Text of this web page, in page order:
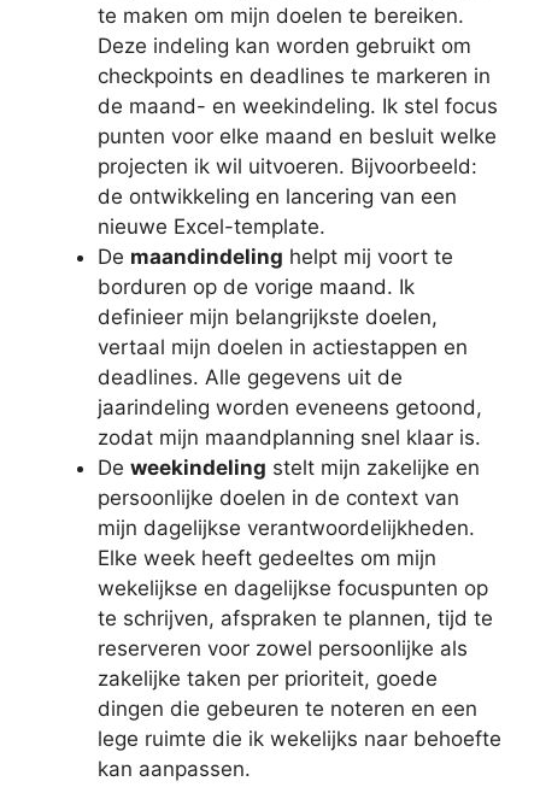
te maken om mijn doelen te bereiken.
Deze indeling kan worden gebruikt om
checkpoints en deadlines te markeren in
de maand- en weekindeling. Ik stel focus
punten voor elke maand en besluit welke
projecten ik wil uitvoeren. Bijvoorbeeld:
de ontwikkeling en lancering van een
nieuwe Excel-template.
De maandindeling helpt mij voort te
borduren op de vorige maand. Ik
definieer mijn belangrijkste doelen,
vertaal mijn doelen in actiestappen en
deadlines. Alle gegevens uit de
jaarindeling worden eveneens getoond,
zodat mijn maandplanning snel klaar is.
De weekindeling stelt mijn zakelijke en
persoonlijke doelen in de context van
mijn dagelijkse verantwoordelijkheden.
Elke week heeft gedeeltes om mijn
wekelijkse en dagelijkse focuspunten op
te schrijven, afspraken te plannen, tijd te
reserveren voor zowel persoonlijke als
zakelijke taken per prioriteit, goede
dingen die gebeuren te noteren en een
lege ruimte die ik wekelijks naar behoefte
kan aanpassen.